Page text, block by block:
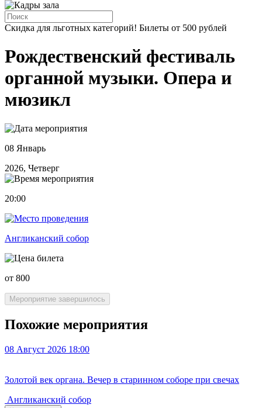
Скидка для льготных категорий! Билеты от 500 рублей
Рождественский фестиваль
органной музыки. Опера и
мюзикл
08 Январь
2026, Четверг
20:00
Англиканский собор
от 800
Мероприятие завершилось
Похожие мероприятия
08 Август 2026 18:00
Золотой век органа. Вечер в старинном соборе при свечах
Англиканский собор